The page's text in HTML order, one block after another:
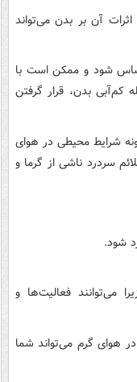
آن بر بدن می‌تواند
شود و ممکن است با
کم‌آبی بدن، قرار گرفتن
شرایط محیطی در هوای
سردرد ناشی از گرما و
شود.
می‌توانند فعالیت‌ها و
هوای گرم می‌تواند شما